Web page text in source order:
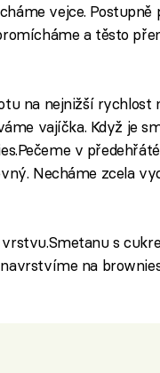
vejce. Postupně
a těsto
na nejnižší
vajíčka. Když je
v
Necháme zcela
s
na